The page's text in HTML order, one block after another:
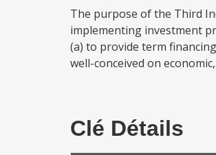
The purpose of the Third
implementing investment
(a) to provide term
well-conceived on
Clé Détails